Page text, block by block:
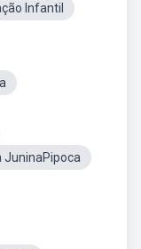
Infantil
JuninaPipoca